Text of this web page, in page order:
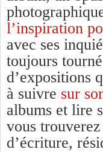
l’inspiration
avec ses
toujours
d’expositions
à suivre sur
albums et lire
vous
d’écriture,